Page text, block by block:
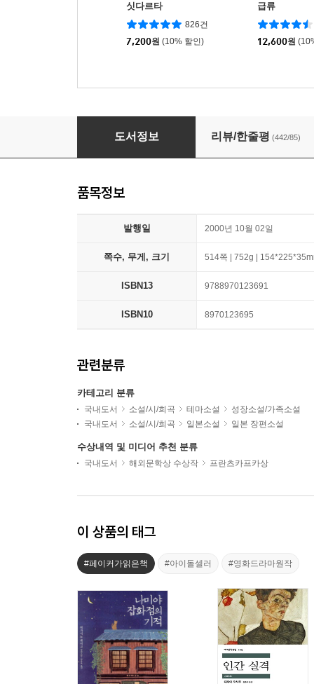
싯다르타
826건
7,200원 (10% 할인)
급류
12,600원
상실의 시대
도서정보 리뷰/한줄평 (442/85)
품목정보
발행일 2000년 10월 02일
쪽수, 무게, 크기 514쪽 | 752g |
ISBN13 9788970123691
ISBN10 8970123695
관련분류
카테고리 분류
국내도서 소설/시/희곡 테마소설
성장소설/가족소설
국내도서
소설/시/희곡 일본소설 일본 장편소설
수상내역 및 미디어 추천 분류
국내도서 해외문학상 수상작 프란츠카프카상
이 상품의 태그
#페이커가읽은책 #아이돌셀러 #영화드라마원작